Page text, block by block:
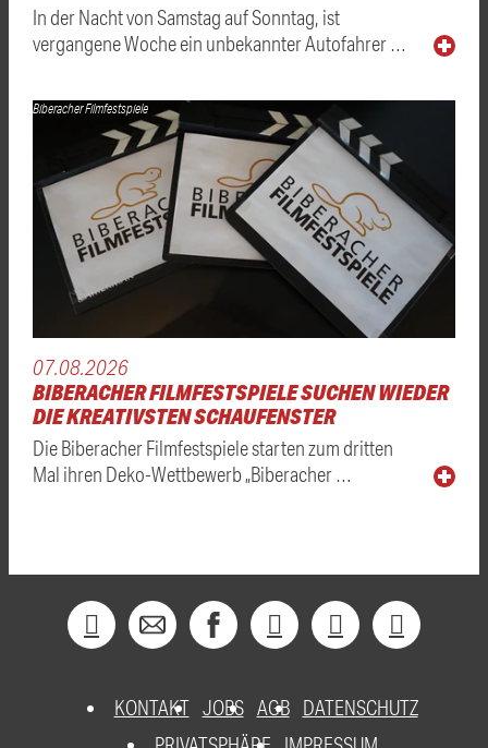
In der Nacht von Samstag auf Sonntag, ist
vergangene Woche ein unbekannter Autofahrer …
Biberacher Filmfestspiele
07.08.2026
BIBERACHER FILMFESTSPIELE SUCHEN WIEDER
DIE KREATIVSTEN SCHAUFENSTER
Die Biberacher Filmfestspiele starten zum dritten
Mal ihren Deko-Wettbewerb „Biberacher …
KONTAKT JOBS AGB DATENSCHUTZ